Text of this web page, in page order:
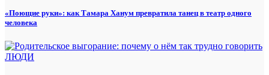
«Поющие руки»: как Тамара Ханум превратила танец в театр одного
человека
ЛЮДИ